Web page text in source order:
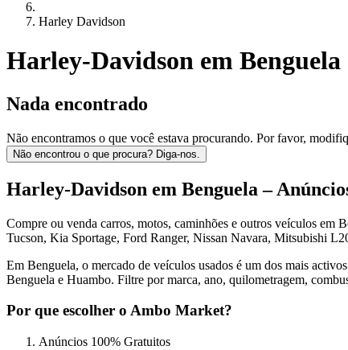
Harley Davidson
Harley-Davidson em Benguela
Nada encontrado
Não encontramos o que você estava procurando. Por favor,
Não encontrou o que procura? Diga-nos.
Harley-Davidson em Benguela –
Compre ou venda carros, motos, caminhões e outros veículos
Tucson, Kia Sportage, Ford Ranger, Nissan Navara, Mitsubishi
Em Benguela, o mercado de veículos usados é um dos mais
Benguela e Huambo. Filtre por marca, ano, quilometragem,
Por que escolher o Ambo Market?
Anúncios 100% Gratuitos